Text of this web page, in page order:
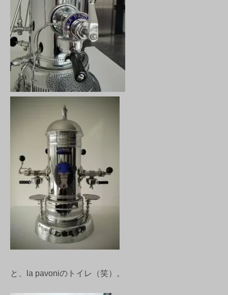
と、la pavoniのトイレ（笑）。